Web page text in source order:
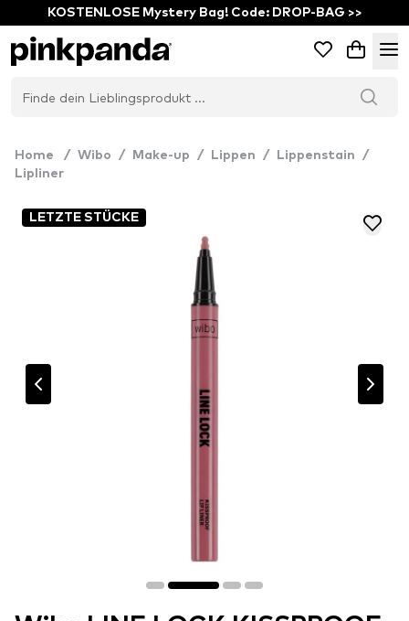
KOSTENLOSE Mystery Bag! Code: DROP-BAG >>
Home / Wibo / Make-up / Lippen / Lippenstain
/
Lipliner
LETZTE STÜCKE